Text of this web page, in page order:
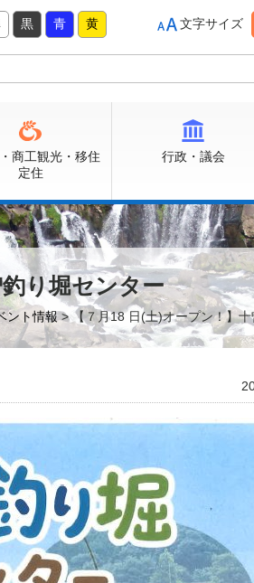
黒 青 黄 文字サイズ
商工観光・移住
定住
行政・議会
り堀センター
ント情報 > 【７月18 日(土)オープン！】